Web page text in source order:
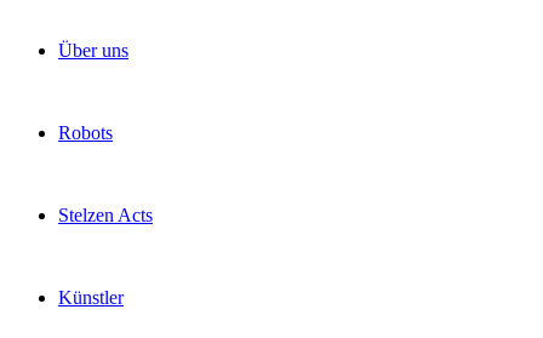
Über uns
Robots
Stelzen Acts
Künstler